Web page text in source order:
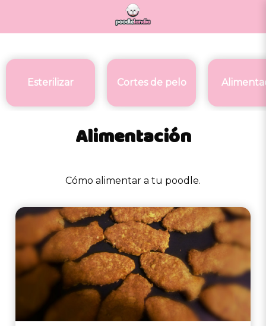
Esterilizar Cortes de pelo
Alimentación
Cómo alimentar a tu poodle.